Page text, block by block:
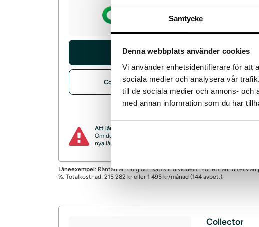
Samtycke
Denna webbplats använder cookies
Vi använder enhetsidentifierare för att
sociala medier och analysera vår
till de sociala medier och annons- och
med annan information som du har
Ansök
Compari omdöme
Löptid
Ränta
*
En ansökan
Om/krav
Att låna kostar pengar!
Om du inte kan betala tillbaka skulden i tid riskerar du en
nya lån. För stöd, vänd dig till budget- och
Låneexempel: Räntan är rörlig och sätts individuellt. För ett annuitetslån
%. Totalkostnad: 215 282 kr eller 1 495 kr/månad (144 avbet.).
Collector